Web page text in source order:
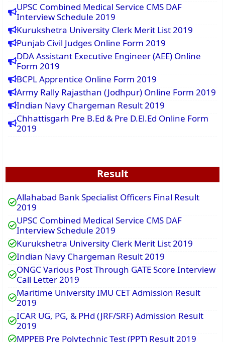
UPSC Combined Medical Service CMS DAF
Interview Schedule 2019
Kurukshetra University Clerk Merit List 2019
Punjab Civil Judges Online Form 2019
DDA Assistant Executive Engineer (AEE) Online
Form 2019
BCPL Apprentice Online Form 2019
Army Rally Rajasthan (Jodhpur) Online Form 2019
Indian Navy Chargeman Result 2019
Chhattisgarh Pre B.Ed & Pre D.El.Ed Online Form
2019
Result
Allahabad Bank Specialist Officers Final Result
2019
UPSC Combined Medical Service CMS DAF
Interview Schedule 2019
Kurukshetra University Clerk Merit List 2019
Indian Navy Chargeman Result 2019
ONGC Various Post Through GATE Score Interview
Call Letter 2019
Maritime University IMU CET Admission Result
2019
ICAR UG, PG, & PHd (JRF/SRF) Admission Result
2019
MPPEB Pre Polytechnic Test (PPT) Result 2019